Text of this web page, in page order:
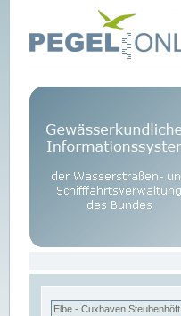
Elbe - Cuxhaven Steubenhöft